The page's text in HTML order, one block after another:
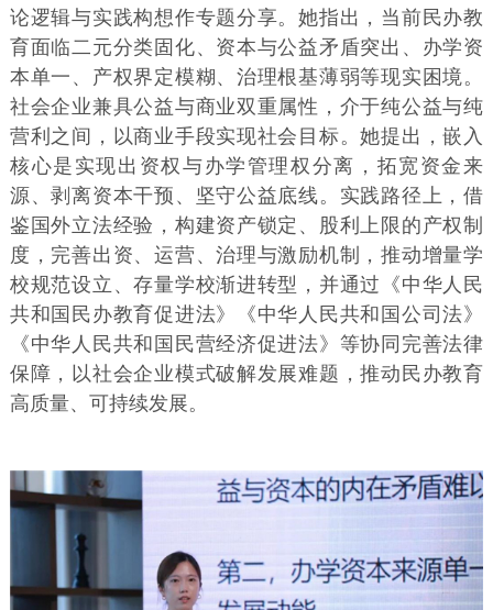
论逻辑与实践构想作专题分享。她指出，当前民办教
育面临二元分类固化、资本与公益矛盾突出、办学资
本单一、产权界定模糊、治理根基薄弱等现实困境。
社会企业兼具公益与商业双重属性，介于纯公益与纯
营利之间，以商业手段实现社会目标。她提出，嵌入
核心是实现出资权与办学管理权分离，拓宽资金来
源、剥离资本干预、坚守公益底线。实践路径上，借
鉴国外立法经验，构建资产锁定、股利上限的产权制
度，完善出资、运营、治理与激励机制，推动增量学
校规范设立、存量学校渐进转型，并通过《中华人民
共和国民办教育促进法》《中华人民共和国公司法》
《中华人民共和国民营经济促进法》等协同完善法律
保障，以社会企业模式破解发展难题，推动民办教育
高质量、可持续发展。